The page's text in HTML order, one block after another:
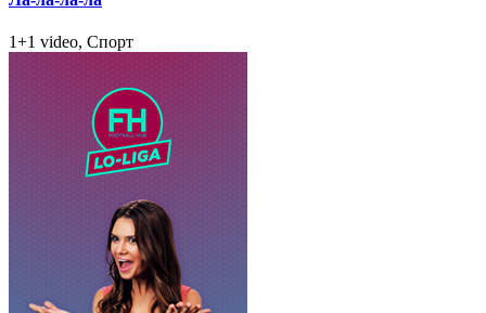
1+1 video, Спорт